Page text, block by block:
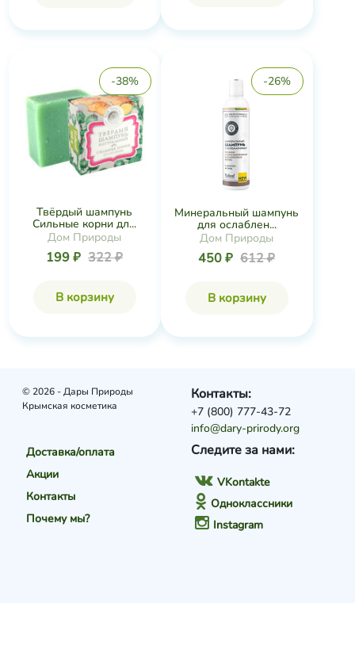
-38%
Твёрдый шампунь
Сильные корни дл...
Дом Природы
199 ₽ 322 ₽
В корзину
-26%
Минеральный шампунь
для ослаблен...
Дом Природы
450 ₽ 612 ₽
В корзину
© 2026 - Дары Природы
Крымская косметика
Доставка/оплата
Акции
Контакты
Почему мы?
Следите за нами:
VKontakte
Одноклассники
Instagram
Контакты:
+7 (800) 777-43-72
info@dary-prirody.org